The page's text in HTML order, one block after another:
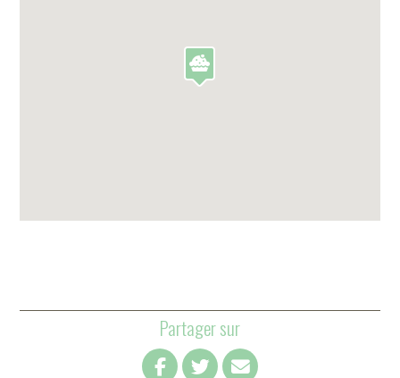
Partager sur